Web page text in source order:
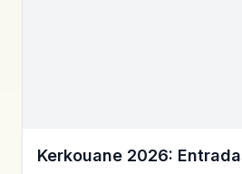
Kerkouane 2026: